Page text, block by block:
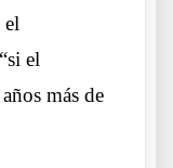
el
el
más de